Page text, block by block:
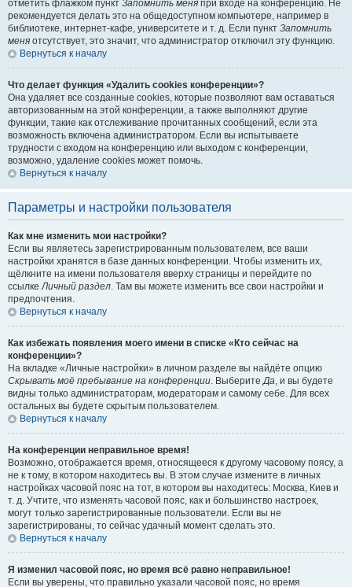
отметить флажком пункт Запомнить меня при входе на конференцию. Не
рекомендуется делать это на общедоступном компьютере, например в
библиотеке, интернет-кафе, университете и т. д. Если пункт Запомнить
меня отсутствует, это значит, что администратор отключил эту функцию.
Вернуться к началу
Что делает функция «Удалить cookies конференции»?
Она удаляет все созданные cookies, которые позволяют вам оставаться
авторизованным на этой конференции, а также выполняют другие
функции, такие как отслеживание прочитанных сообщений, если эта
возможность включена администратором. Если вы испытываете
трудности с входом на конференцию или выходом с конференции,
возможно, удаление cookies может помочь.
Вернуться к началу
Параметры и настройки пользователя
Как мне изменить мои настройки?
Если вы являетесь зарегистрированным пользователем, все ваши
настройки хранятся в базе данных конференции. Чтобы изменить их,
щёлкните на имени пользователя вверху страницы и перейдите по
ссылкеЛичный раздел. Там вы можете изменить все свои настройки и
предпочтения.
Вернуться к началу
Как избежать появления моего имени в списке «Кто сейчас на
конференции»?
На вкладке «Личные настройки» в личном разделе вы найдёте опцию
Скрывать моё пребывание на конференции. ВыберитеДа, и вы будете
видны только администраторам, модераторам и самому себе. Для всех
остальных вы будете скрытым пользователем.
Вернуться к началу
На конференции неправильное время!
Возможно, отображается время, относящееся к другому часовому поясу, а
не к тому, в котором находитесь вы. В этом случае измените в личных
настройках часовой пояс на тот, в котором вы находитесь: Москва, Киев и
т. д. Учтите, что изменять часовой пояс, как и большинство настроек,
могут только зарегистрированные пользователи. Если вы не
зарегистрированы, то сейчас удачный момент сделать это.
Вернуться к началу
Я изменил часовой пояс, но время всё равно неправильное!
Если вы уверены, что правильно указали часовой пояс, но время